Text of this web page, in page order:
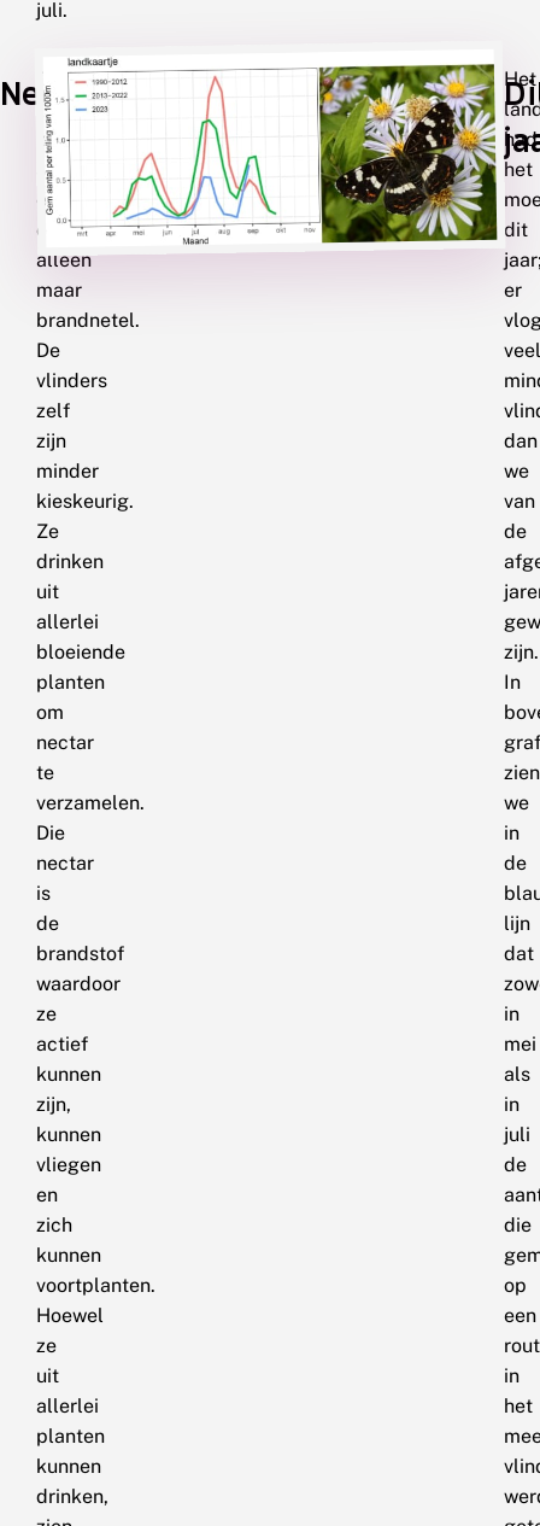
juli.
Nectarplanten
rupsen
zijn
specialisten
en
eten
alleen
maar
brandnetel.
De
vlinders
zelf
zijn
minder
kieskeurig.
Ze
drinken
uit
allerlei
bloeiende
planten
om
nectar
te
verzamelen.
Die
nectar
is
de
brandstof
waardoor
ze
actief
kunnen
zijn,
kunnen
vliegen
en
zich
kunnen
voortplanten.
Hoewel
ze
uit
allerlei
planten
kunnen
drinken,
Het
had
het
dit
er
veel
dan
we
van
de
zijn.
In
zien
we
in
de
lijn
dat
in
mei
als
in
juli
de
die
op
een
in
het